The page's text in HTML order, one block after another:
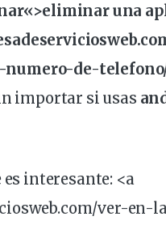
«>eliminar una
de-
importar si usas
interesante: <a
ver-en-